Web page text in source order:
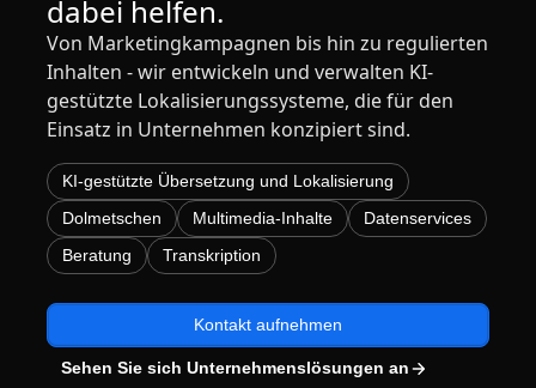
Fertigungsindustrie
Finanzwesen
Recht
Öffentliche Institutionen
Alle Branchen
Lernen Sie Lia kennen
Schnelle, intelligente und skalierbare AI-Übersetzung
dabei helfen.
Von Marketingkampagnen bis hin zu regulierten
Inhalten - wir entwickeln und verwalten KI-
gestützte Lokalisierungssysteme, die für den
Einsatz in Unternehmen konzipiert sind.
KI-gestützte Übersetzung und Lokalisierung
Dolmetschen
Multimedia-Inhalte
Datenservices
Beratung
Transkription
Kontakt aufnehmen
Sehen Sie sich Unternehmenslösungen an